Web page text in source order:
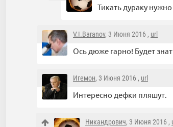
Тикать дураку
V.I.Baranov, 3 Июня 2016 , url
Ось дюже гарно! Будет
Игемон, 3 Июня 2016 , url
Интересно дефки пляшут.
Никандрович, 3 Июня 2016 ,